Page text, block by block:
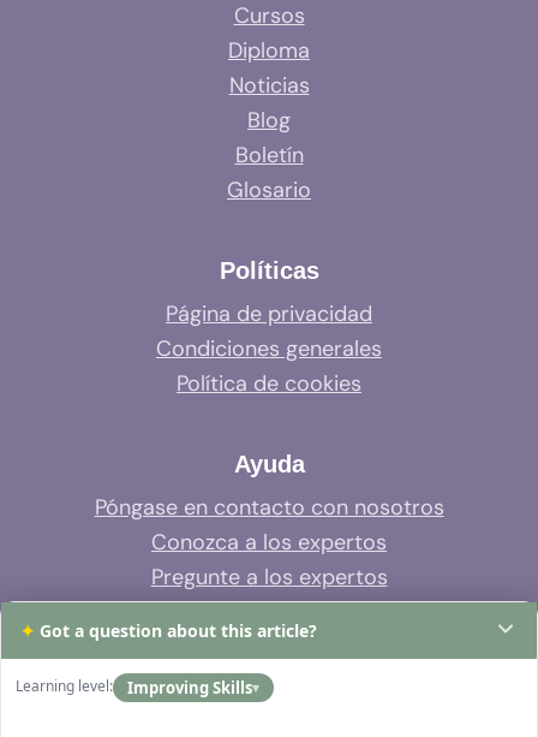
Cursos
Diploma
Noticias
Blog
Boletín
Glosario
Políticas
Página de privacidad
Condiciones generales
Política de cookies
Ayuda
Póngase en contacto con nosotros
Conozca a los expertos
Pregunte a los expertos
Soporte del sistema
Preguntas frecuentes
✦ Got a question about this article?
Learning level: Improving Skills▾